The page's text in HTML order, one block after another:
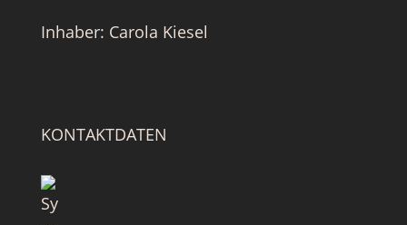
Inhaber: Carola Kiesel
KONTAKTDATEN